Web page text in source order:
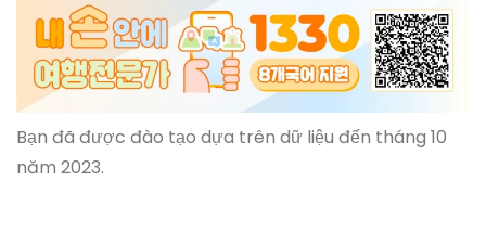
Bạn đã được đào tạo dựa trên dữ liệu đến tháng 10
năm 2023.